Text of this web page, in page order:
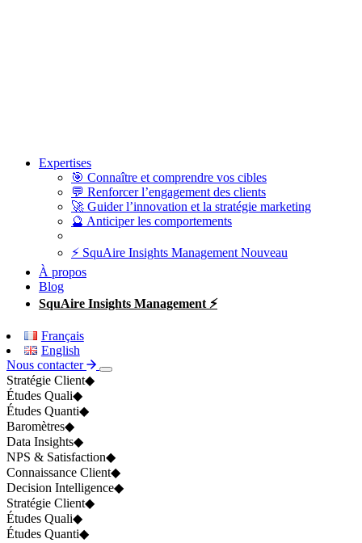
Expertises
🎯 Connaître et comprendre vos cibles
💬 Renforcer l’engagement des clients
🚀 Guider l’innovation et la stratégie marketing
🔮 Anticiper les comportements
⚡ SquAire Insights Management Nouveau
À propos
Blog
SquAire Insights Management ⚡
Français
English
Nous contacter
Stratégie Client◆
Études Quali◆
Études Quanti◆
Baromètres◆
Data Insights◆
NPS & Satisfaction◆
Connaissance Client◆
Decision Intelligence◆
Stratégie Client◆
Études Quali◆
Études Quanti◆